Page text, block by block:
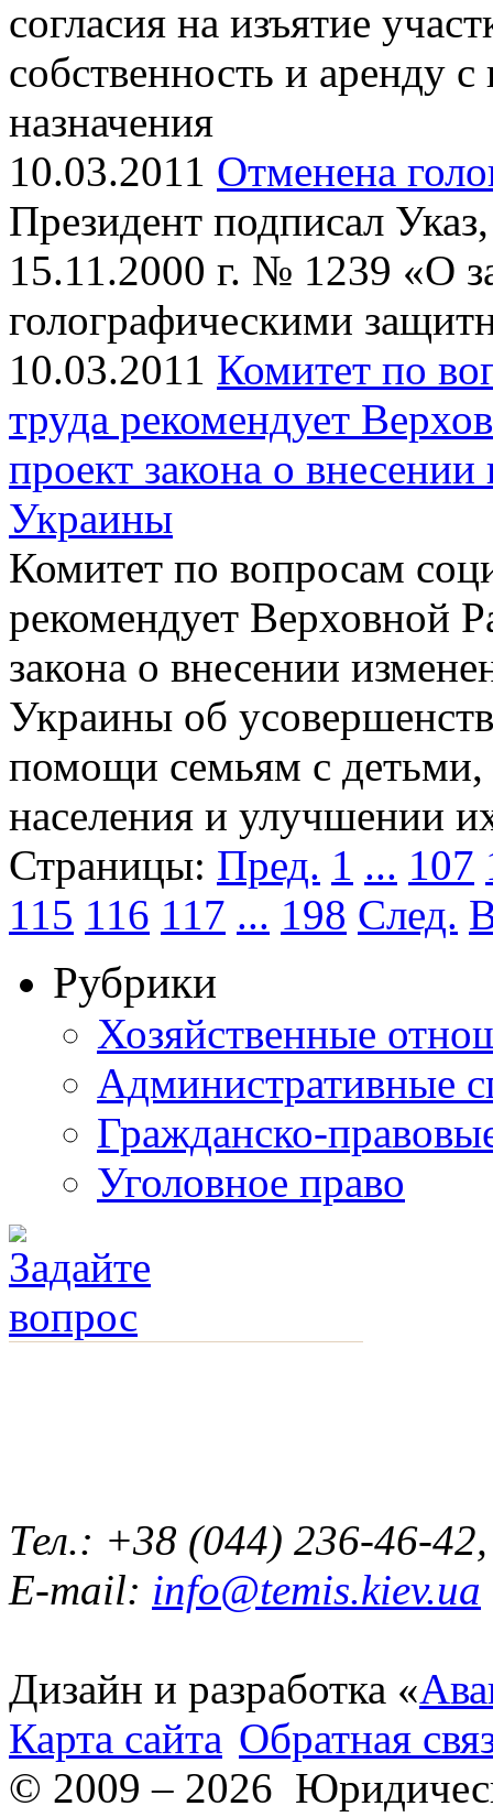
согласия на изъятие
собственность и аренду
назначения
10.03.2011 Отменена
Президент подписал
15.11.2000 г. № 1239 «О
голографическими
10.03.2011 Комитет по
труда рекомендует
проект закона о
Украины
Комитет по вопросам
рекомендует Верховной
закона о внесении
Украины об
помощи семьям с
населения и улучшении
Страницы: Пред. 1 ... 107
115 116 117 ... 198 След.
Рубрики
Хозяйственные
Административные
Гражданско-
Уголовное право
Тел.: +38 (044) 236-46-
E-mail: info@temis.kiev.ua
Дизайн и разработка «
Карта сайта Обратная
© 2009 – 2026